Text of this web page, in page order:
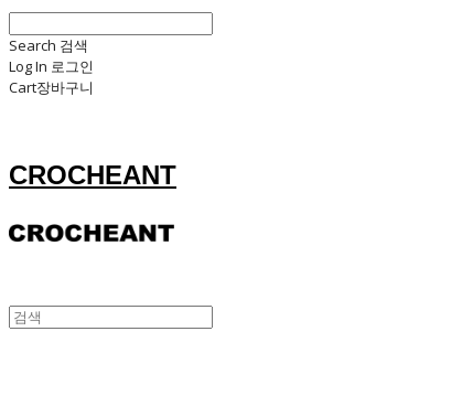
Search 검색
Log In 로그인
Cart장바구니
CROCHEANT